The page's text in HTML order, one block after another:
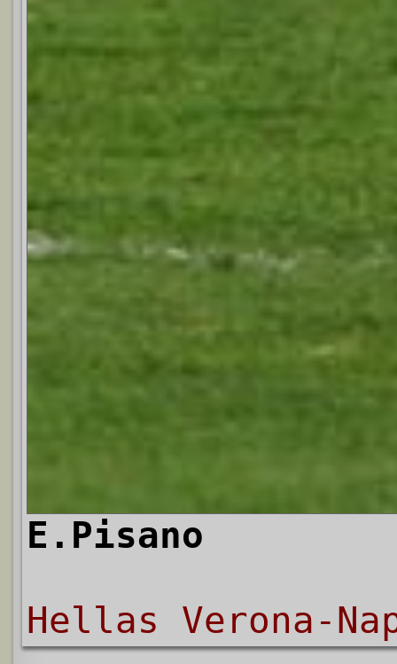
E.Pisano
Hellas Verona-